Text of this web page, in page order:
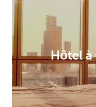
Hôtel